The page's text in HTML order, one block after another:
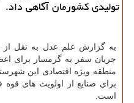
تولیدی کشورمان آگاهی داد.
به گزارش علم عدل به نقل از
جریان سفر به گرمسار برای
منطقه ویژه اقتصادی این
برای صنایع از اولویت های قوه
است.